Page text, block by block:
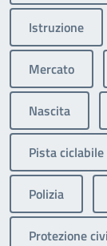
Istruzione
Mercato
Nascita
Pista ciclabile
Polizia
Protezione